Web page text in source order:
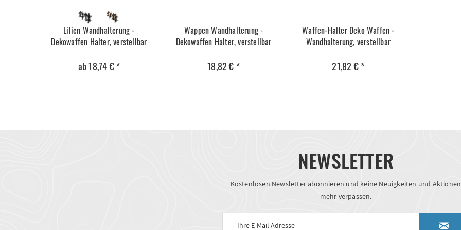
Lilien Wandhalterung -
Dekowaffen Halter, verstellbar
ab 18,74 € *
Wappen Wandhalterung -
Dekowaffen Halter, verstellbar
18,82 € *
Waffen-Halter Deko Waffen -
Wandhalterung, verstellbar
21,82 € *
NEWSLETTER
Kostenlosen Newsletter abonnieren und keine Neuigkeiten und Aktionen
mehr verpassen.